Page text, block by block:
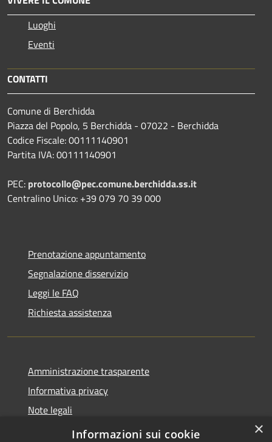
Luoghi
Eventi
CONTATTI
Comune di Berchidda
Piazza del Popolo, 5 Berchidda - 07022 - Berchidda
Codice Fiscale: 00111140901
Partita IVA: 00111140901
PEC: protocollo@pec.comune.berchidda.ss.it
Centralino Unico: +39 079 70 39 000
Prenotazione appuntamento
Segnalazione disservizio
Leggi le FAQ
Richiesta assistenza
Amministrazione trasparente
Informativa privacy
Note legali
Dichiarazione di accessibilità
×
Informazioni sui cookie